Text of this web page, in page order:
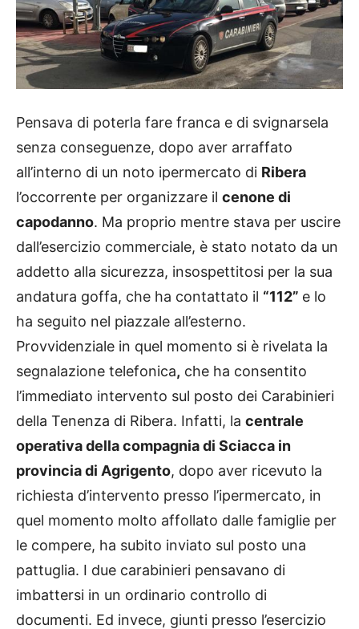
Pensava di poterla fare franca e di svignarsela
senza conseguenze, dopo aver arraffato
all’interno di un noto ipermercato di Ribera
l’occorrente per organizzare il cenone di
capodanno. Ma proprio mentre stava per uscire
dall’esercizio commerciale, è stato notato da un
addetto alla sicurezza, insospettitosi per la sua
andatura goffa, che ha contattato il “112” e lo
ha seguito nel piazzale all’esterno.
Provvidenziale in quel momento si è rivelata la
segnalazione telefonica, che ha consentito
l’immediato intervento sul posto dei Carabinieri
della Tenenza di Ribera. Infatti, la centrale
operativa della compagnia di Sciacca in
provincia di Agrigento, dopo aver ricevuto la
richiesta d’intervento presso l’ipermercato, in
quel momento molto affollato dalle famiglie per
le compere, ha subito inviato sul posto una
pattuglia. I due carabinieri pensavano di
imbattersi in un ordinario controllo di
documenti. Ed invece, giunti presso l’esercizio